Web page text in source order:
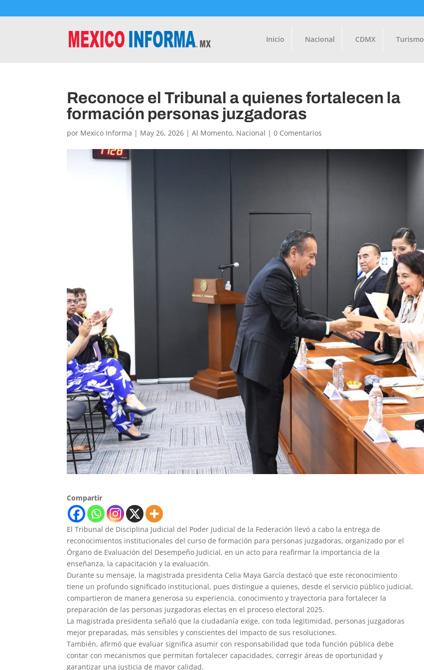
Inicio Nacional CDMX Turismo
Reconoce el Tribunal a quienes fortalecen la
formación personas juzgadoras
por Mexico Informa | May 26, 2026 |Al Momento, Nacional |0 Comentarios
Compartir
El Tribunal de Disciplina Judicial del Poder Judicial de la Federación llevó a cabo la entrega de
reconocimientos institucionales del curso de formación para personas juzgadoras, organizado por el
Órgano de Evaluación del Desempeño Judicial, en un acto para reafirmar la importancia de la
enseñanza, la capacitación y la evaluación.
Durante su mensaje, la magistrada presidenta Celia Maya García destacó que este reconocimiento
tiene un profundo significado institucional, pues distingue a quienes, desde el servicio público judicial,
compartieron de manera generosa su experiencia, conocimiento y trayectoria para fortalecer la
preparación de las personas juzgadoras electas en el proceso electoral 2025.
La magistrada presidenta señaló que la ciudadanía exige, con toda legitimidad, personas juzgadoras
mejor preparadas, más sensibles y conscientes del impacto de sus resoluciones.
También, afirmó que evaluar significa asumir con responsabilidad que toda función pública debe
contar con mecanismos que permitan fortalecer capacidades, corregir áreas de oportunidad y
garantizar una justicia de mayor calidad.